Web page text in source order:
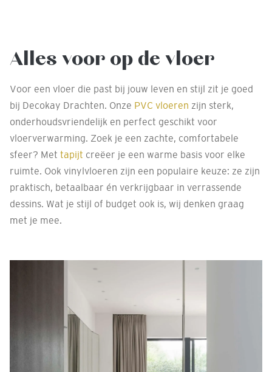
Alles voor op de vloer
Voor een vloer die past bij jouw leven en stijl zit je goed
bij Decokay Drachten. Onze PVC vloeren zijn sterk,
onderhoudsvriendelijk en perfect geschikt voor
vloerverwarming. Zoek je een zachte, comfortabele
sfeer? Met tapijt creëer je een warme basis voor elke
ruimte. Ook vinylvloeren zijn een populaire keuze: ze zijn
praktisch, betaalbaar én verkrijgbaar in verrassende
dessins. Wat je stijl of budget ook is, wij denken graag
met je mee.